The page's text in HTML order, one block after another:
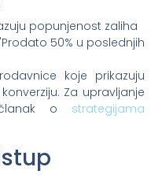
popunjenost zaliha
50% u poslednjih
koje prikazuju
Za upravljanje
o strategijama